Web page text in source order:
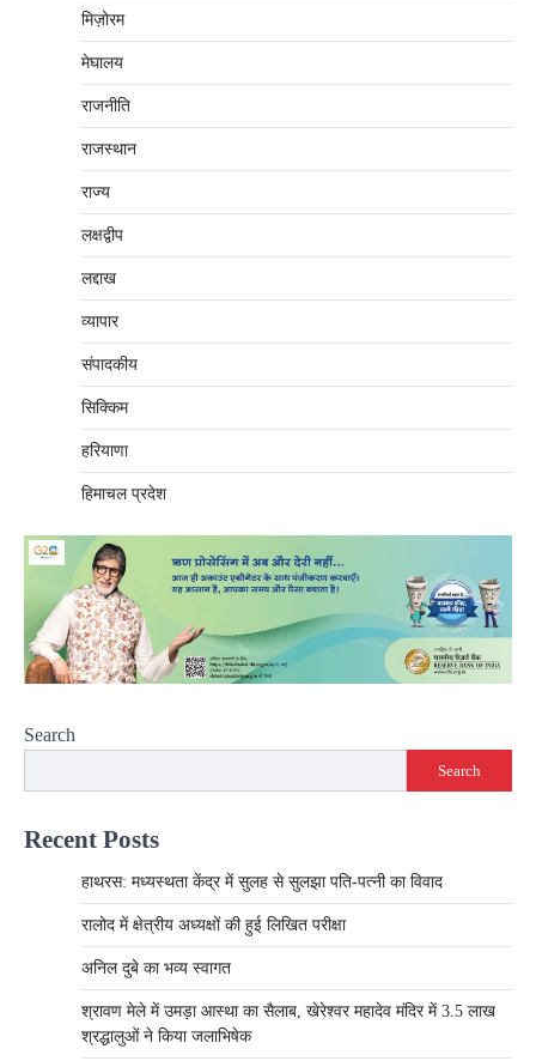
मिज़ोरम
मेघालय
राजनीति
राजस्थान
राज्य
लक्षद्वीप
लद्दाख
व्यापार
संपादकीय
सिक्किम
हरियाणा
हिमाचल प्रदेश
Search
Search
Recent Posts
हाथरस: मध्यस्थता केंद्र में सुलह से सुलझा पति-पत्नी का विवाद
रालोद में क्षेत्रीय अध्यक्षों की हुई लिखित परीक्षा
अनिल दुबे का भव्य स्वागत
श्रावण मेले में उमड़ा आस्था का सैलाब, खेरेश्वर महादेव मंदिर में 3.5 लाख
श्रद्धालुओं ने किया जलाभिषेक